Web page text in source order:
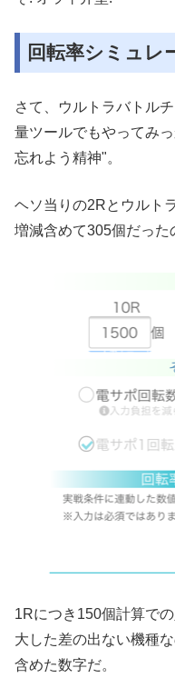
回転率シミュレ
さて、ウルトラバトル
量ツールでもやってみ
忘れよう精神"。
ヘソ当りの2Rとウルト
増減含めて305個だった
1Rにつき150個計算で
大した差の出ない機種
含めた数字だ。